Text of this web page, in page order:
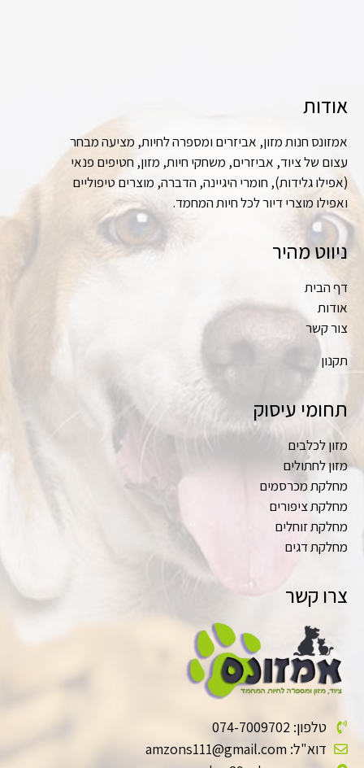
אודות
אמזונס חנות מזון, אביזרים ומספרה לחיות, מציעה מבחר
עצום של ציוד, אביזרים, משחקי חיות, מזון, חטיפים פנאי
(אפילו גלידות), חומרי היגיינה, הדברה, מוצרים טיפוליים
ואפילו מוצרי דיור לכל חיות המחמד.
ניווט מהיר
דף הבית
אודות
צור קשר
תקנון
תחומי עיסוק
מזון לכלבים
מזון לחתולים
מחלקת מכרסמים
מחלקת ציפורים
מחלקת זוחלים
מחלקת דגים
צרו קשר
טלפון: 074-7009702
דוא"ל: amzons111@gmail.com